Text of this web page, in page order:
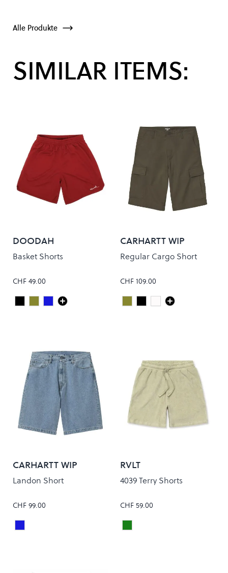
Alle Produkte
SIMILAR ITEMS:
DOODAH
Basket Shorts
CHF 49.00
Colour
BlackOlive Green
Navy
CARHARTT WIP
Regular Cargo Short
CHF 109.00
Colour
Cypress Rinsed
Black Rinsed
White Rinsed
CARHARTT WIP
Landon Short
CHF 99.00
Colour
Blue Heavy Stone Wash
RVLT
4039 Terry Shorts
CHF 59.00
Colour
Light Green